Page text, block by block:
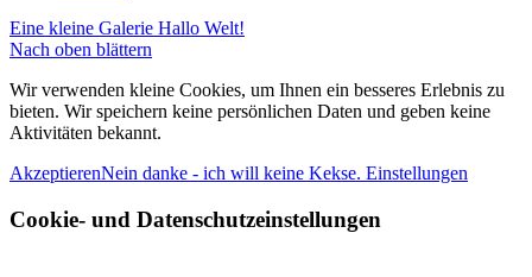
Eine kleine Galerie Hallo Welt!
Nach oben blättern
Wir verwenden kleine Cookies, um Ihnen ein besseres Erlebnis zu
bieten. Wir speichern keine persönlichen Daten und geben keine
Aktivitäten bekannt.
AkzeptierenNein danke - ich will keine Kekse. Einstellungen
Cookie- und Datenschutzeinstellungen